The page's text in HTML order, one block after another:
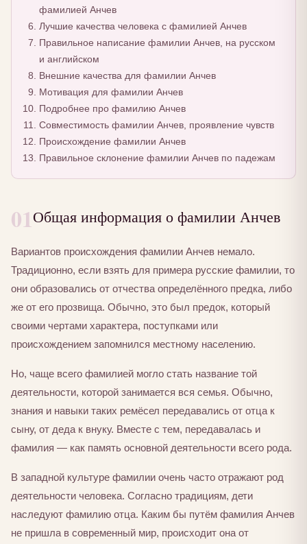
фамилией Анчев
Лучшие качества человека с фамилией Анчев
Правильное написание фамилии Анчев, на русском
и английском
Внешние качества для фамилии Анчев
Мотивация для фамилии Анчев
Подробнее про фамилию Анчев
Совместимость фамилии Анчев, проявление чувств
Происхождение фамилии Анчев
Правильное склонение фамилии Анчев по падежам
01Общая информация о фамилии Анчев
Вариантов происхождения фамилии Анчев немало.
Традиционно, если взять для примера русские фамилии, то
они образовались от отчества определённого предка, либо
же от его прозвища. Обычно, это был предок, который
своими чертами характера, поступками или
происхождением запомнился местному населению.
Но, чаще всего фамилией могло стать название той
деятельности, которой занимается вся семья. Обычно,
знания и навыки таких ремёсел передавались от отца к
сыну, от деда к внуку. Вместе с тем, передавалась и
фамилия — как память основной деятельности всего рода.
В западной культуре фамилии очень часто отражают род
деятельности человека. Согласно традициям, дети
наследуют фамилию отца. Каким бы путём фамилия Анчев
не пришла в современный мир, происходит она от